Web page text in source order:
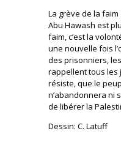
La grève de la
Abu Hawash est
faim, c’est la
une nouvelle fois
des prisonniers,
rappellent tous les
résiste, que le
n’abandonnera ni
de libérer la
Dessin: C. Latuff